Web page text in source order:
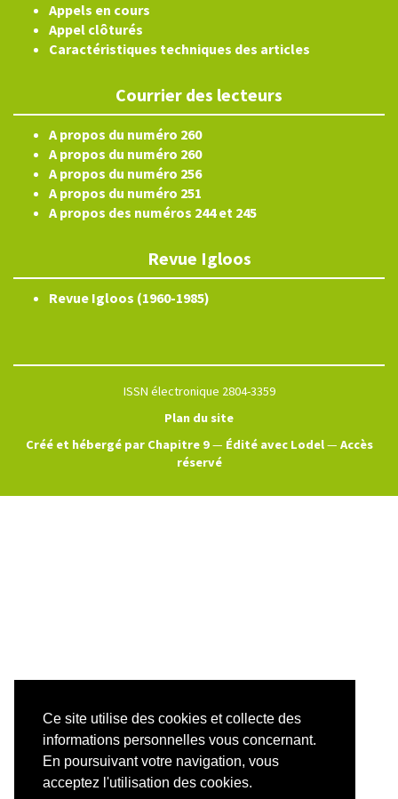
Ce site utilise des cookies et collecte des
informations personnelles vous concernant.
En poursuivant votre navigation, vous
acceptez l'utilisation des cookies.
Appels en cours
Appel clôturés
Caractéristiques techniques des articles
Courrier des lecteurs
A propos du numéro 260
A propos du numéro 260
A propos du numéro 256
A propos du numéro 251
A propos des numéros 244 et 245
Revue Igloos
Revue Igloos (1960-1985)
ISSN électronique 2804-3359
Plan du site
Créé et hébergé par Chapitre 9— Édité avec Lodel— Accès
réservé